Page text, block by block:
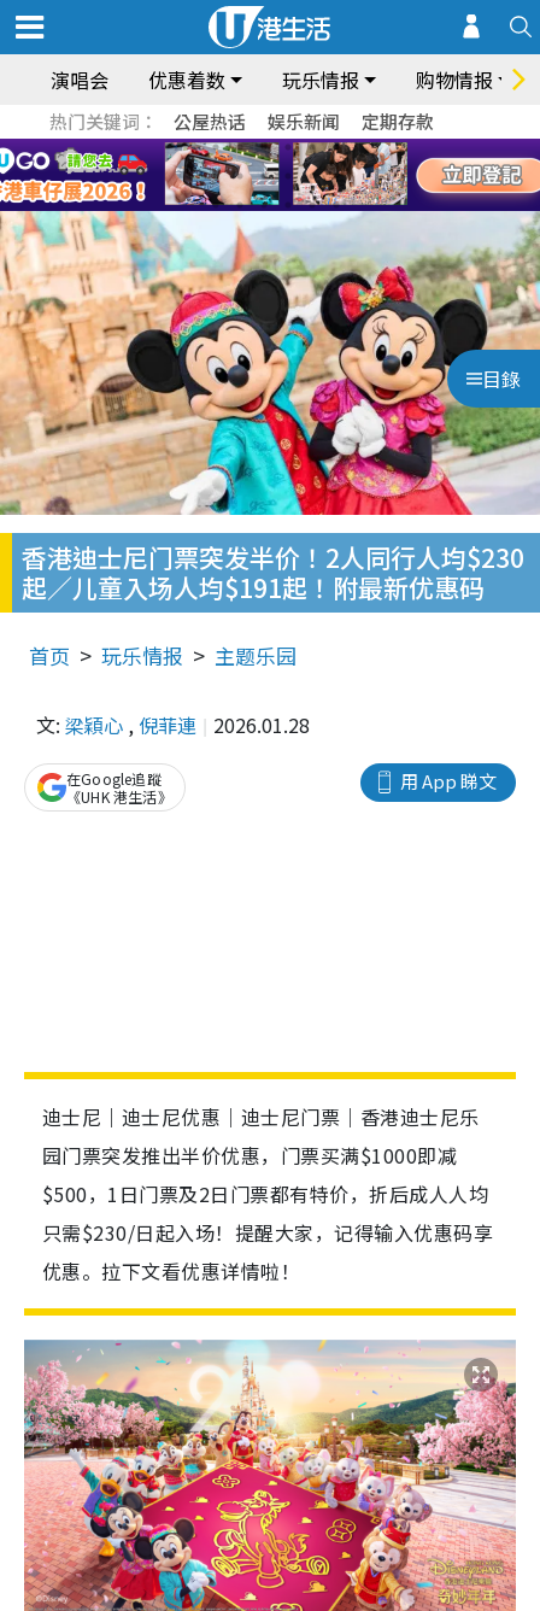
演唱会 优惠着数 玩乐情报 购物情报
热门关键词： 公屋热话 娱乐新闻 定期存款
目錄
香港迪士尼门票突发半价！2人同行人均$230
起／儿童入场人均$191起！附最新优惠码
首页 玩乐情报 主题乐园
文: 梁穎心 , 倪菲連 2026.01.28
用 App 睇文
在Google追蹤
《UHK 港生活》
迪士尼｜迪士尼优惠｜迪士尼门票｜香港迪士尼乐
园门票突发推出半价优惠，门票买满$1000即减
$500，1日门票及2日门票都有特价，折后成人人均
只需$230/日起入场！提醒大家，记得输入优惠码享
优惠。拉下文看优惠详情啦！